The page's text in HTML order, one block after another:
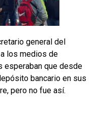
general del
los medios de
esperaban que desde
bancario en sus
pero no fue así.